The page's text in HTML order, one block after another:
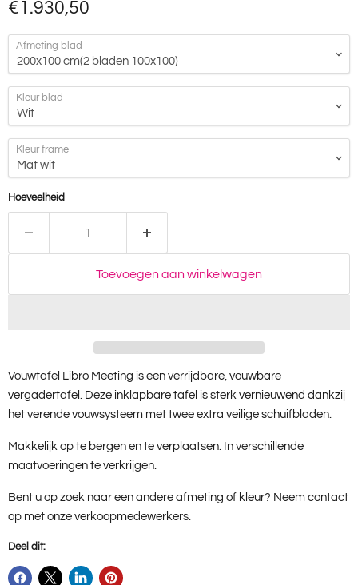
Huidige prijs
€1.930,50
Afmeting blad
Kleur blad
Kleur frame
Hoeveelheid
Toevoegen aan winkelwagen
Vouwtafel Libro Meeting is een verrijdbare, vouwbare
vergadertafel. Deze inklapbare tafel is sterk vernieuwend dankzij
het verende vouwsysteem met twee extra veilige schuifbladen.
Makkelijk op te bergen en te verplaatsen. In verschillende
maatvoeringen te verkrijgen.
Bent u op zoek naar een andere afmeting of kleur? Neem contact
op met onze verkoopmedewerkers.
Deel dit: